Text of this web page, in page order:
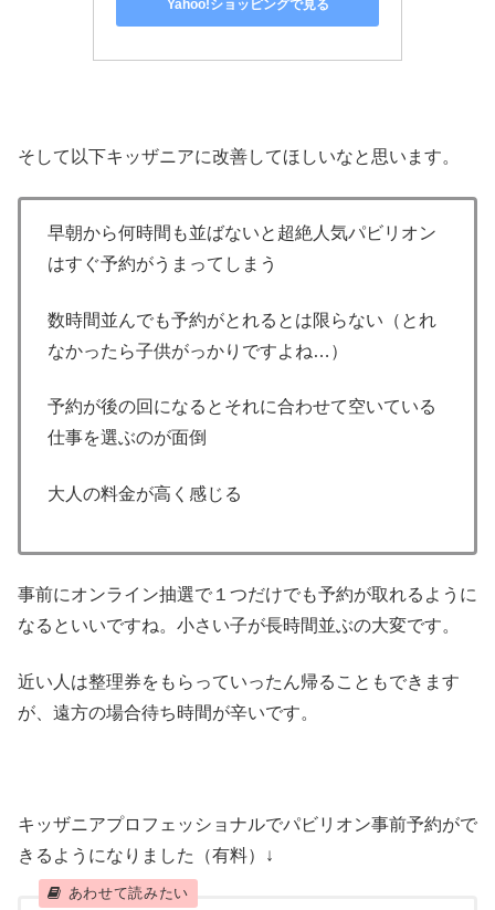
Yahoo!ショッピングで見る
そして以下キッザニアに改善してほしいなと思います。
早朝から何時間も並ばないと超絶人気パビリオン
はすぐ予約がうまってしまう
数時間並んでも予約がとれるとは限らない（とれ
なかったら子供がっかりですよね…）
予約が後の回になるとそれに合わせて空いている
仕事を選ぶのが面倒
大人の料金が高く感じる
事前にオンライン抽選で１つだけでも予約が取れるように
なるといいですね。小さい子が長時間並ぶの大変です。
近い人は整理券をもらっていったん帰ることもできます
が、遠方の場合待ち時間が辛いです。
キッザニアプロフェッショナルでパビリオン事前予約がで
きるようになりました（有料）↓